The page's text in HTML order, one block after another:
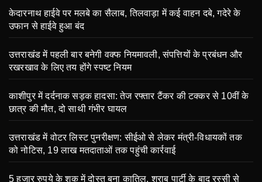
केदारनाथ हाईवे पर मलबे का सैलाब, तिलवाड़ा में कई वाहन दबे, गदेरे के
उफान से हाईवे हुआ बंद
उत्तराखंड में पहली बार बनेगी वक्फ नियमावली, संपत्तियों के प्रबंधन और
रखरखाव के लिए तय होंगे स्पष्ट नियम
काशीपुर में दर्दनाक सड़क हादसा: तेज रफ्तार टैंकर की टक्कर से 10वीं के
छात्र की मौत, दो साथी गंभीर घायल
उत्तराखंड में वोटर लिस्ट पुनरीक्षण: सीईओ से लेकर मंत्री-विधायकों तक
को नोटिस, 19 लाख मतदाताओं तक पहुंची कार्रवाई
5 हजार रुपये के शक में दोस्त बना कातिल, शराब पार्टी के बाद रस्सी से